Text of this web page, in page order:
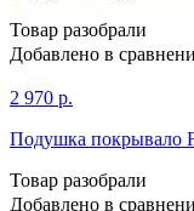
Товар разобрали
Добавлено в
2 970 р.
Подушка покрывало
Товар разобрали
Добавлено в